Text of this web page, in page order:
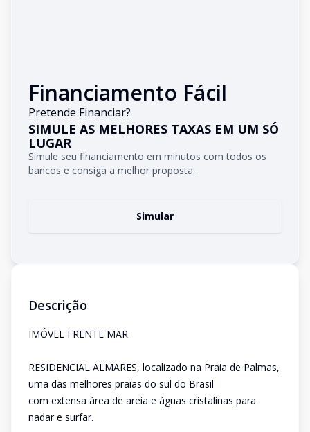
Financiamento Fácil
Pretende Financiar?
SIMULE AS MELHORES TAXAS EM UM SÓ
LUGAR
Simule seu financiamento em minutos com todos os
bancos e consiga a melhor proposta.
Simular
Descrição
IMÓVEL FRENTE MAR
RESIDENCIAL ALMARES, localizado na Praia de Palmas,
uma das melhores praias do sul do Brasil
com extensa área de areia e águas cristalinas para
nadar e surfar.